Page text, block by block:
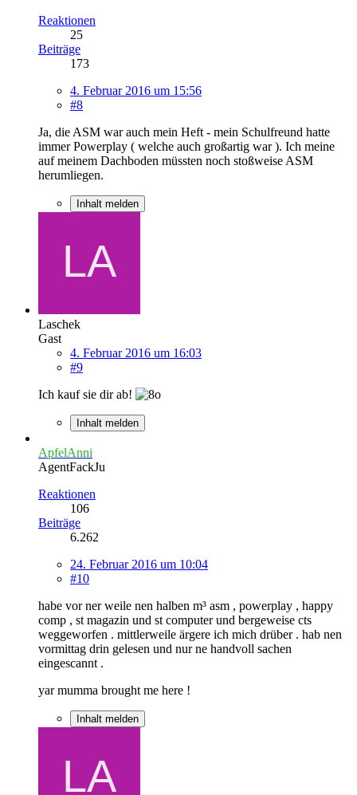
Reaktionen
25
Beiträge
173
4. Februar 2016 um 15:56
#8
Ja, die ASM war auch mein Heft - mein Schulfreund hatte
immer Powerplay ( welche auch großartig war ). Ich meine
auf meinem Dachboden müssten noch stoßweise ASM
herumliegen.
Inhalt melden
Laschek
Gast
4. Februar 2016 um 16:03
#9
Ich kauf sie dir ab!
Inhalt melden
ApfelAnni
AgentFackJu
Reaktionen
106
Beiträge
6.262
24. Februar 2016 um 10:04
#10
habe vor ner weile nen halben m³ asm , powerplay , happy
comp , st magazin und st computer und bergeweise cts
weggeworfen . mittlerweile ärgere ich mich drüber . hab nen
vormittag drin gelesen und nur ne handvoll sachen
eingescannt .
yar mumma brought me here !
Inhalt melden